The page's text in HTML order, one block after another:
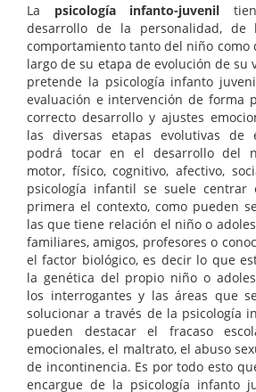
La psicología infanto-juvenil
desarrollo de la personalidad, de
comportamiento tanto del niño como
largo de su etapa de evolución de su
pretende la psicología infanto
evaluación e intervención de forma
correcto desarrollo y ajustes
las diversas etapas evolutivas de
podrá tocar en el desarrollo del
motor, físico, cognitivo, afectivo,
psicología infantil se suele centrar
primera el contexto, como pueden
las que tiene relación el niño o
familiares, amigos, profesores o
el factor biológico, es decir lo que
la genética del propio niño o
los interrogantes y las áreas que
solucionar a través de la psicología
pueden destacar el fracaso
emocionales, el maltrato, el abuso
de incontinencia. Es por todo esto
encargue de la psicología infanto